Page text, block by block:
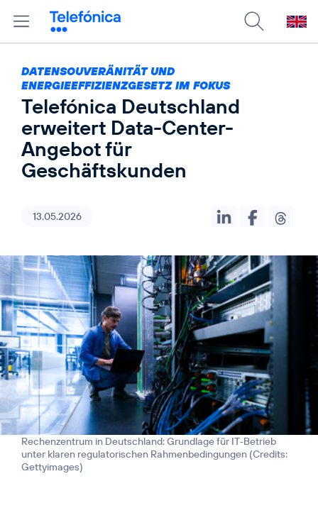
DATENSOUVERÄNITÄT UND
ENERGIEEFFIZIENZGESETZ IM FOKUS
Telefónica Deutschland
erweitert Data-Center-
Angebot für
Geschäftskunden
13.05.2026
Rechenzentrum in Deutschland: Grundlage für IT‑Betrieb
unter klaren regulatorischen Rahmenbedingungen (Credits:
Gettyimages)